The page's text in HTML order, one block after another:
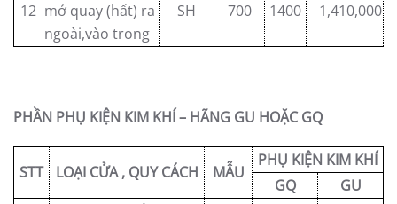
12 mở quay (hất) ra
ngoài,vào trong
SH 700 1400 1,410,000
PHẦN PHỤ KIỆN KIM KHÍ – HÃNG GU HOẶC GQ
STT LOẠI CỬA , QUY CÁCH MẪU
PHỤ KIỆN KIM KHÍ
GQ
GU